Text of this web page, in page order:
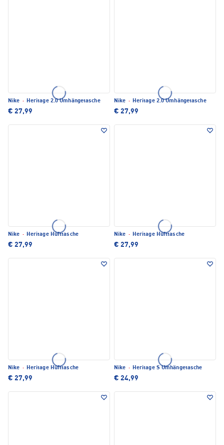
Nike · Heritage 2.0 Umhängetasche
€ 27,99
Nike · Heritage 2.0 Umhängetasche
€ 27,99
Nike · Heritage Hüfttasche
€ 27,99
Nike · Heritage Hüfttasche
€ 27,99
Nike · Heritage Hüfttasche
€ 27,99
Nike · Heritage S Umhängetasche
€ 24,99